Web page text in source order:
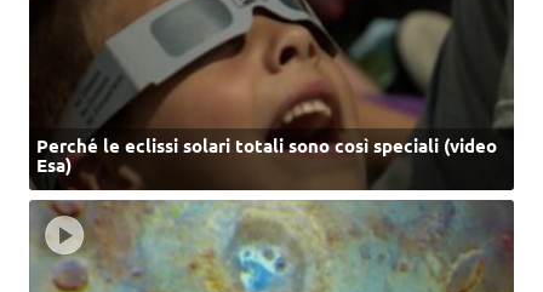
Perché le eclissi solari totali sono così speciali (video
Esa)